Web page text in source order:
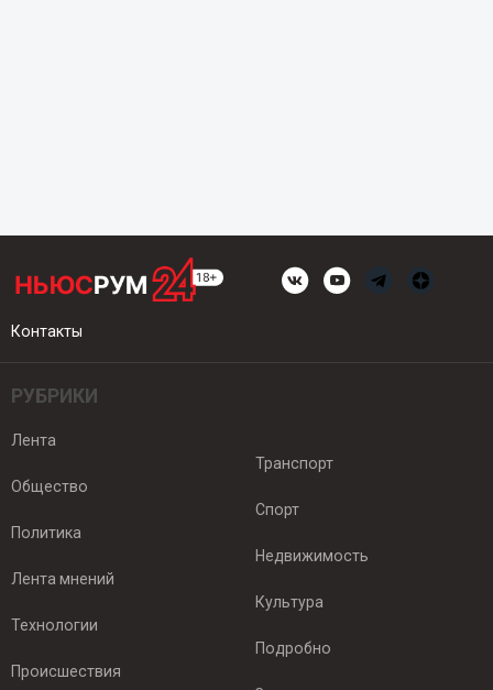
Контакты
РУБРИКИ
Лента
Общество
Политика
Лента мнений
Технологии
Происшествия
Транспорт
Спорт
Недвижимость
Культура
Подробно